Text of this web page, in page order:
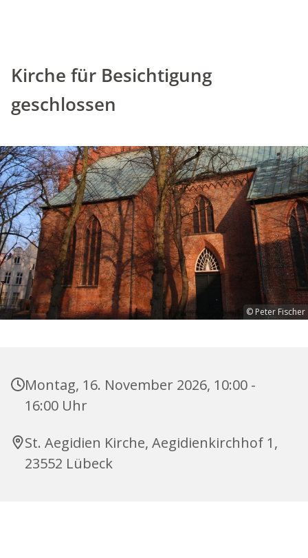
Kirche für Besichtigung
geschlossen
© Peter Fischer
Montag, 16. November 2026, 10:00 -
16:00 Uhr
St. Aegidien Kirche, Aegidienkirchhof 1,
23552 Lübeck